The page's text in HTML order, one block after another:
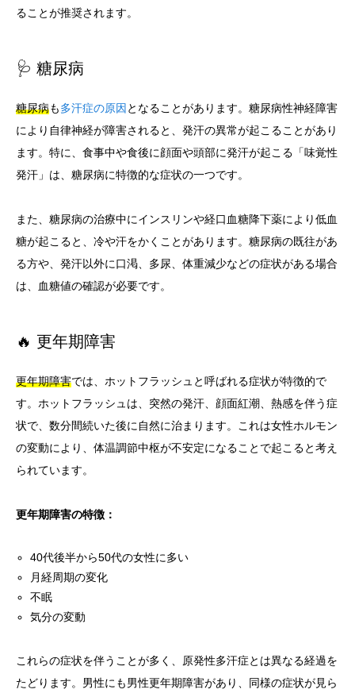
ることが推奨されます。
🩺 糖尿病
糖尿病も多汗症の原因 となることがあります。糖尿病性神経障害
により自律神経が障害されると、発汗の異常が起こることがあり
ます。特に、食事中や食後に顔面や頭部に発汗が起こる「味覚性
発汗」は、糖尿病に特徴的な症状の一つです。
また、糖尿病の治療中にインスリンや経口血糖降下薬により低血
糖が起こると、冷や汗をかくことがあります。糖尿病の既往があ
る方や、発汗以外に口渇、多尿、体重減少などの症状がある場合
は、血糖値の確認が必要です。
🔥 更年期障害
更年期障害では、ホットフラッシュと呼ばれる症状が特徴的で
す。ホットフラッシュは、突然の発汗、顔面紅潮、熱感を伴う症
状で、数分間続いた後に自然に治まります。これは女性ホルモン
の変動により、体温調節中枢が不安定になることで起こると考え
られています。
更年期障害の特徴：
40代後半から50代の女性に多い
月経周期の変化
不眠
気分の変動
これらの症状を伴うことが多く、原発性多汗症とは異なる経過を
たどります。男性にも男性更年期障害があり、同様の症状が見ら